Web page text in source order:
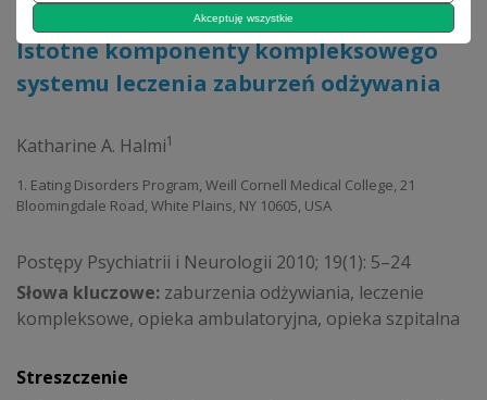
Forum World Psychiatry
Istotne komponenty kompleksowego
systemu leczenia zaburzeń odżywania
Katharine A. Halmi1
1. Eating Disorders Program, Weill Cornell Medical College, 21
Bloomingdale Road, White Plains, NY 10605, USA
Postępy Psychiatrii i Neurologii 2010; 19(1): 5–24
Słowa kluczowe: zaburzenia odżywiania, leczenie
kompleksowe, opieka ambulatoryjna, opieka szpitalna
Streszczenie
Akceptuję wszystkie